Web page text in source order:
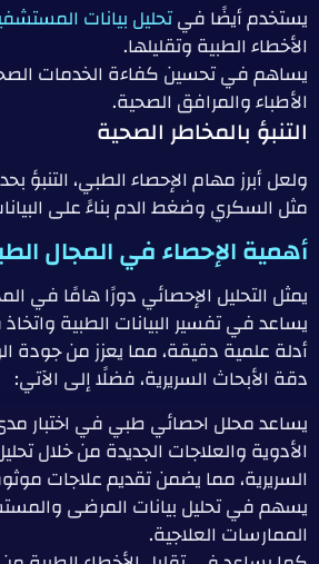
يستخدم أيضًا فيتحليل بيانات
الأخطاء الطبية وتقليلها.
يساهم في تحسين كفاءة الخدمات
الأطباء والمرافق الصحية.
التنبؤ بالمخاطر الصحية
ولعل أبرز مهام الإحصاء الطبي، التنبؤ
مثل السكري وضغط الدم بناءً على
أهمية الإحصاء في المجال
يمثل التحليل الإحصائي دورًا هامًا في
يساعد في تفسير البيانات الطبية
أدلة علمية دقيقة، مما يعزز من جودة
دقة الأبحاث السريرية، فضلًا إلى الآتي:
يساعد محلل احصائي طبي في اختبار
الأدوية والعلاجات الجديدة من خلال
السريرية، مما يضمن تقديم علاجات
يسهم في تحليل بيانات المرضى
الممارسات العلاجية.